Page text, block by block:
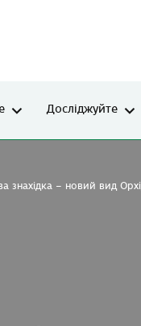
Досліджуйте
знахідка – новий вид